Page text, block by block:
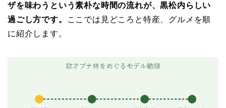
ザを味わうという素朴な時間の流れが、黒松内らしい
過ごし方です。
ここでは見どころと特産、グルメを順
に紹介します。